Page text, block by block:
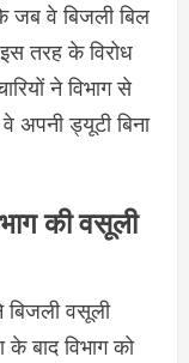
जब वे बिजली बिल
तरह के विरोध
ने विभाग से
अपनी ड्यूटी बिना
की वसूली
बिजली वसूली
बाद विभाग को